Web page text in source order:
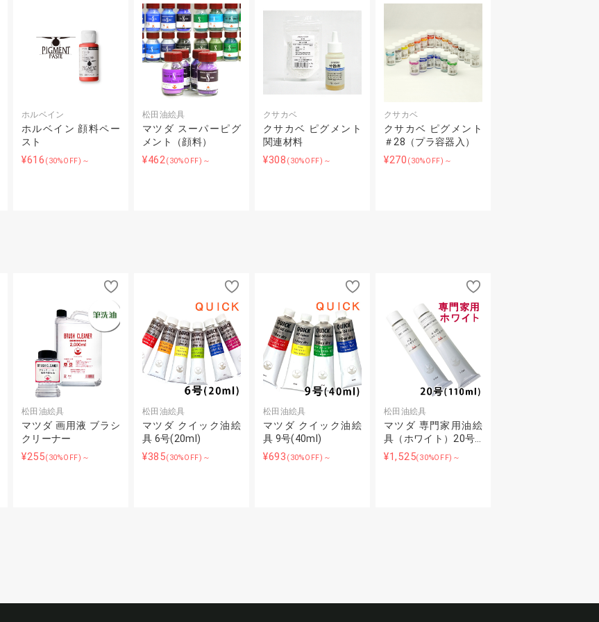
ホルベイン
ホルベイン 顔料ペー
スト
¥616 (30%OFF)～
松田油絵具
マツダ スーパーピグ
メント（顔料）
¥462(30%OFF)～
クサカベ
クサカベ ピグメント
関連材料
¥308 (30%OFF)～
クサカベ
クサカベ ピグメント
＃28（プラ容器入）
¥270 (30%OFF)～
松田油絵具
マツダ 画用液 ブラシ
クリーナー
¥255(30%OFF)～
松田油絵具
マツダ クイック油絵
具 6号(20ml)
¥385(30%OFF)～
松田油絵具
マツダ クイック油絵
具 9号(40ml)
¥693 (30%OFF)～
松田油絵具
マツダ 専門家用油絵
具（ホワイト）20号…
¥1,525(30%OFF)～